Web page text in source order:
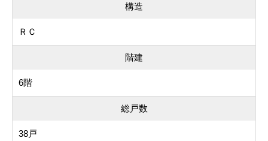
構造
ＲＣ
階建
6階
総戸数
38戸